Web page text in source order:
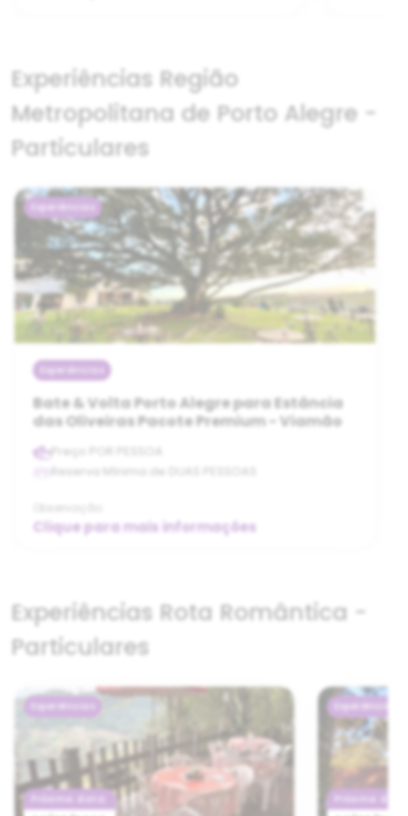
Experiências Região
Metropolitana de Porto Alegre -
Particulares
Experiências
Experiências
Bate & Volta Porto Alegre para Estância
das Oliveiras Pacote Premium - Viamão
Preço POR PESSOA
Reserva Mínima de DUAS PESSOAS
Clique para mais informações
Experiências Rota Romântica -
Particulares
Experiências Experiências